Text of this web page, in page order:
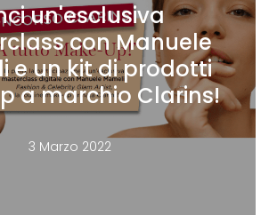
un'esclusiva
con Manuele
e un kit di prodotti
a marchio Clarins!
3 Marzo 2022